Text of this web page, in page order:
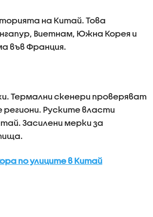
на Китай. Това
Виетнам, Южна Корея и
във Франция.
Термални скенери проверяват
Руските власти
Засилени мерки за
по улиците в Китай